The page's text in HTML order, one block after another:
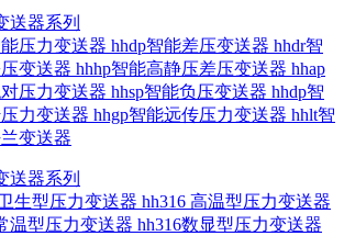
送器系列
压力变送器 hhdp智能差压变送器 hhdr智
变送器 hhhp智能高静压差压变送器 hhap
压力变送器 hhsp智能负压变送器 hhdp智
力变送器 hhgp智能远传压力变送器 hhlt智
变送器
送器系列
生型压力变送器 hh316 高温型压力变送器
温型压力变送器 hh316数显型压力变送器